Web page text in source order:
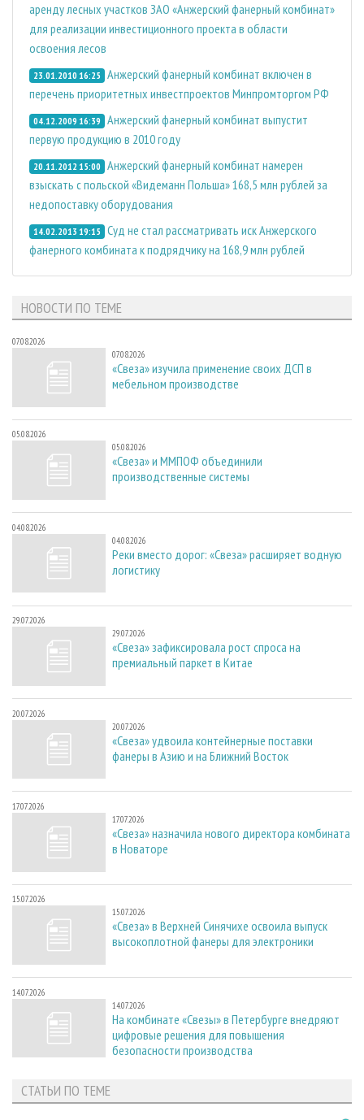
аренду лесных участков ЗАО «Анжерский фанерный комбинат»
для реализации инвестиционного проекта в области
освоения лесов
23.01.2010 16:25 Анжерский фанерный комбинат включен в
перечень приоритетных инвестпроектов Минпромторгом РФ
04.12.2009 16:39 Анжерский фанерный комбинат выпустит
первую продукцию в 2010 году
20.11.2012 15:00 Анжерский фанерный комбинат намерен
взыскать с польской «Видеманн Польша» 168,5 млн рублей за
недопоставку оборудования
14.02.2013 19:15 Суд не стал рассматривать иск Анжерского
фанерного комбината к подрядчику на 168,9 млн рублей
НОВОСТИ ПО ТЕМЕ
07.08.2026
07.08.2026
«Свеза» изучила применение своих ДСП в
мебельном производстве
05.08.2026
05.08.2026
«Свеза» и ММПОФ объединили
производственные системы
04.08.2026
04.08.2026
Реки вместо дорог: «Свеза» расширяет водную
логистику
29.07.2026
29.07.2026
«Свеза» зафиксировала рост спроса на
премиальный паркет в Китае
20.07.2026
20.07.2026
«Свеза» удвоила контейнерные поставки
фанеры в Азию и на Ближний Восток
17.07.2026
17.07.2026
«Свеза» назначила нового директора комбината
в Новаторе
15.07.2026
15.07.2026
«Свеза» в Верхней Синячихе освоила выпуск
высокоплотной фанеры для электроники
14.07.2026
14.07.2026
На комбинате «Свезы» в Петербурге внедряют
цифровые решения для повышения
безопасности производства
СТАТЬИ ПО ТЕМЕ